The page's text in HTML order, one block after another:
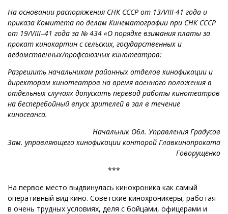
На основании распоряжения СНК СССР от 13/VIII-41 года и
приказа Комитета по делам Кинематографии при СНК СССР
от 19/VIII–41 года за № 434 «О порядке взимания платы за
прокат кинокартин с сельских, государственных и
ведомственных/профсоюзных кинотеатров:
Разрешить начальникам районных отделов кинофикации и
директорам кинотеатров на время военного положения в
отдельных случаях допускать перевод работы кинотеатров
на бесперебойный впуск зрителей в зал в течение
киносеанса.
Начальник Обл. Управления Градусов
Зам. управляющего кинофикации конторой Главкинопроката
Говорущенко
***
На первое место выдвинулась кинохроника как самый
оперативный вид кино. Советские кинохроникеры, работая
в очень трудных условиях, деля с бойцами, офицерами и